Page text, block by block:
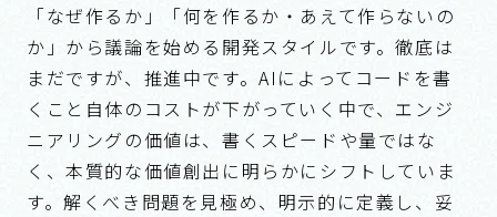
す。解くべき問題を見極め、明示的に定義し、妥
当性を検証する力量です。要件の言語化、ハーネ
スやガードレールの設計、品質の担保まで含め
て、AI を組み込んだ開発フロー全体を整えてい
く。AI に振り回されず道具として使いこなす前提
として、「なぜ作るのか」「何を作るのか」を理
解するプロダクトマインドを開発組織全員のスタ